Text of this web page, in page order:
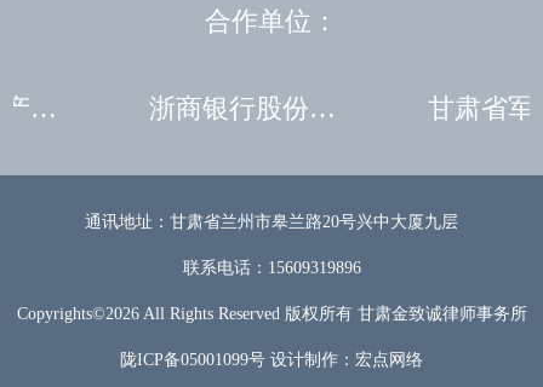
合作单位：
中国长城资产管理股份有限公司甘肃分公司 浙商银行股份有限公司兰州分公司
通讯地址：甘肃省兰州市皋兰路20号兴中大厦九层
联系电话：15609319896
Copyrights©2026 All Rights Reserved 版权所有 甘肃金致诚律师事务所
陇ICP备05001099号 设计制作： 宏点网络